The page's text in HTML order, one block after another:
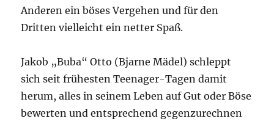
Anderen ein böses Vergehen und für den
Dritten vielleicht ein netter Spaß.
Jakob „Buba“ Otto (Bjarne Mädel) schleppt
sich seit frühesten Teenager-Tagen damit
herum, alles in seinem Leben auf Gut oder Böse
bewerten und entsprechend gegenzurechnen